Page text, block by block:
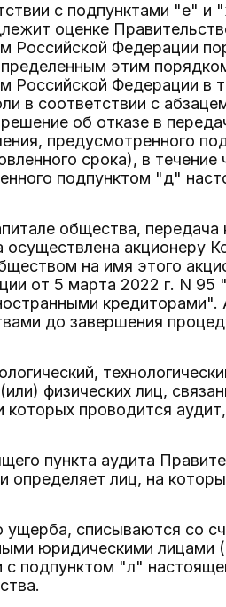
с подпунктами "е" и
оценке
Российской Федерации
этим
Российской Федерации в
в соответствии с
об отказе в
предусмотренного
срока), в течение
подпунктом "д"
общества, передача
акционеру
на имя этого
от 5 марта 2022 г. N 95
кредиторами".
до завершения
физических лиц,
проводится аудит,
пункта аудита
определяет лиц, на
списываются со
юридическими лицами
подпунктом "л"